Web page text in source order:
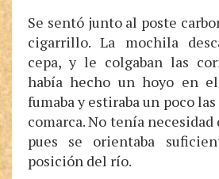
Se sentó junto al poste
cigarrillo. La mochila
cepa, y le colgaban las
había hecho un hoyo en
fumaba y estiraba un poco
comarca. No tenía necesidad
pues se orientaba
posición del río.